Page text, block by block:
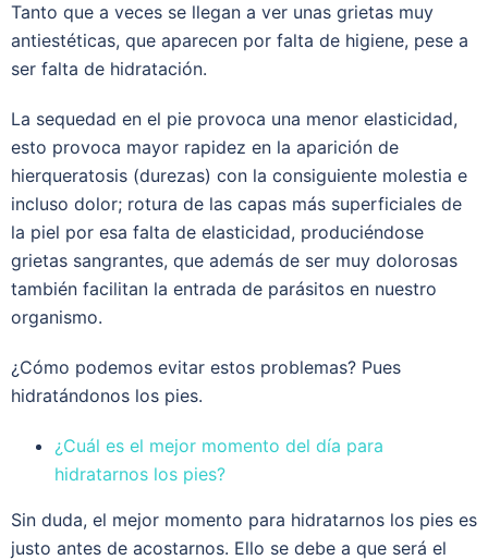
Tanto que a veces se llegan a ver unas grietas muy
antiestéticas, que aparecen por falta de higiene, pese a
ser falta de hidratación.
La sequedad en el pie provoca una menor elasticidad,
esto provoca mayor rapidez en la aparición de
hierqueratosis (durezas) con la consiguiente molestia e
incluso dolor; rotura de las capas más superficiales de
la piel por esa falta de elasticidad, produciéndose
grietas sangrantes, que además de ser muy dolorosas
también facilitan la entrada de parásitos en nuestro
organismo.
¿Cómo podemos evitar estos problemas? Pues
hidratándonos los pies.
¿Cuál es el mejor momento del día para
hidratarnos los pies?
Sin duda, el mejor momento para hidratarnos los pies es
justo antes de acostarnos. Ello se debe a que será el